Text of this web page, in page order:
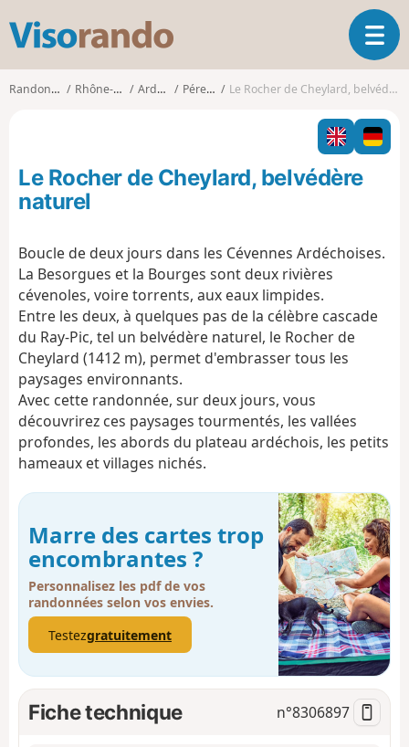
s
o
o
O
u
v
i
r
l
i
t
Randonnées Rhône-Alpes Ardèche Péreyres Le Rocher de Cheylard, belvédère naturel
Le Rocher de Cheylard, belvédère
naturel
Boucle de deux jours dans les Cévennes Ardéchoises.
La Besorgues et la Bourges sont deux rivières
cévenoles, voire torrents, aux eaux limpides.
Entre les deux, à quelques pas de la célèbre cascade
du Ray-Pic, tel un belvédère naturel, le Rocher de
Cheylard (1412 m), permet d'embrasser tous les
paysages environnants.
Avec cette randonnée, sur deux jours, vous
découvrirez ces paysages tourmentés, les vallées
profondes, les abords du plateau ardéchois, les petits
hameaux et villages nichés.
Marre des cartes trop
encombrantes ?
Personnalisez les pdf de vos
randonnées selon vos envies.
Testezgratuitement
Fiche technique n°8306897